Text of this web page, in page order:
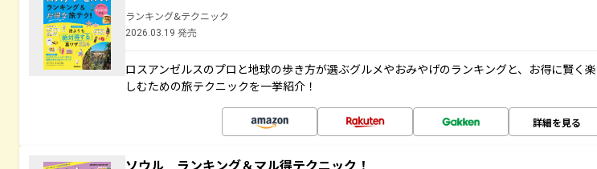
ランキング&テクニック
2026.03.19 発売
ロスアンゼルスのプロと地球の歩き方が選ぶグルメやおみやげのランキングと、お得に賢く楽
しむための旅テクニックを一挙紹介！
詳細を見る
ソウル ランキング＆マル得テクニック！